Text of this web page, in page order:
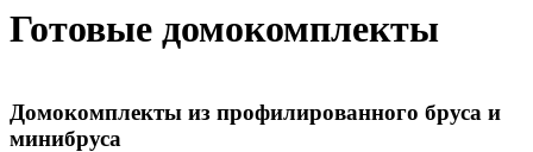
Готовые домокомплекты
Домокомплекты из профилированного бруса и
минибруса